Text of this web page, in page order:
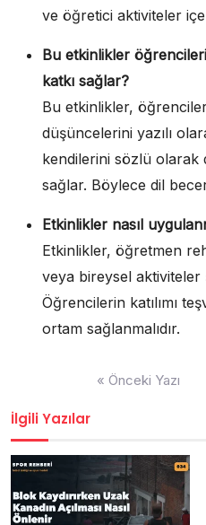
ve öğretici aktiviteler
Bu etkinlikler
katkı sağlar?
Bu etkinlikler,
düşüncelerini yazılı
kendilerini sözlü olarak
sağlar. Böylece dil
Etkinlikler nasıl
Etkinlikler, öğretmen
veya bireysel aktiviteler
Öğrencilerin katılımı
ortam sağlanmalıdır.
« Önceki Yazı
İlgili Yazılar